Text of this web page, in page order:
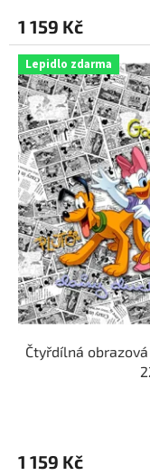
1 159 Kč
Lepidlo zdarma
Čtyřdílná
1 159 Kč